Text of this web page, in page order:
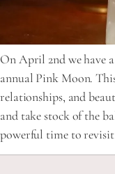
On April 2nd we have
annual Pink Moon.
relationships, and
and take stock of the
powerful time to